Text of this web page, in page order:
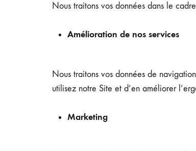
Nous traitons vos données dans le
Amélioration de nos services
Nous traitons vos données de
utilisez notre Site et d’en améliorer
Marketing